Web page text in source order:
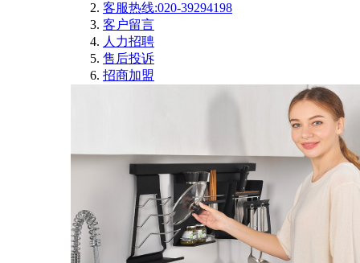
客服热线:020-39294198
客户留言
人力招聘
售后投诉
招商加盟